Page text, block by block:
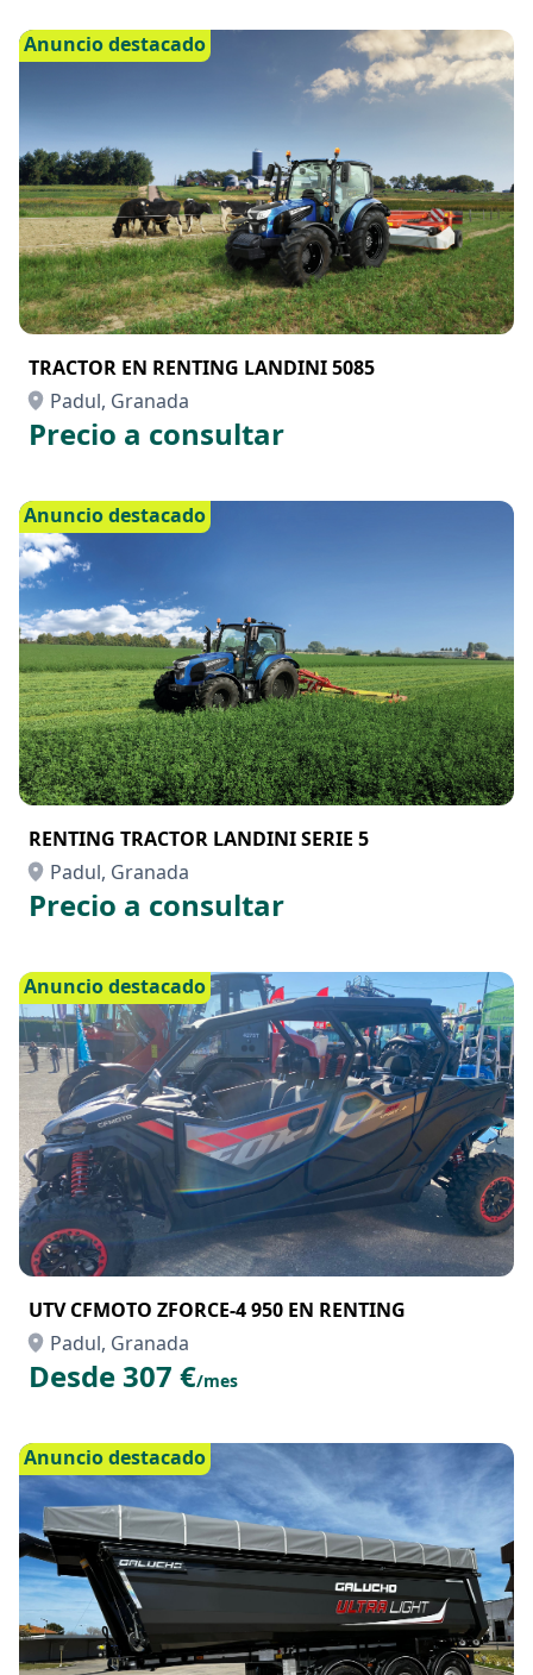
Anuncio destacado
TRACTOR EN RENTING LANDINI 5085
Padul, Granada
Precio a consultar
Anuncio destacado
RENTING TRACTOR LANDINI SERIE 5
Padul, Granada
Precio a consultar
Anuncio destacado
UTV CFMOTO ZFORCE-4 950 EN RENTING
Padul, Granada
Desde 307 €/mes
Anuncio destacado